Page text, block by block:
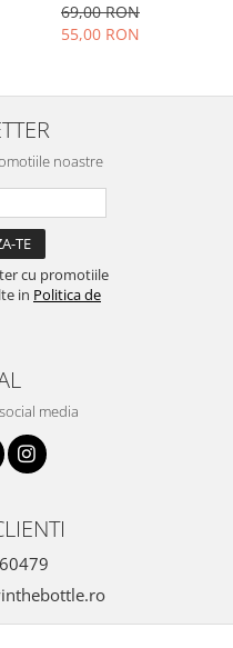
69,00 RON
55,00 RON
noastre
cu promotiile
in Politica de
media